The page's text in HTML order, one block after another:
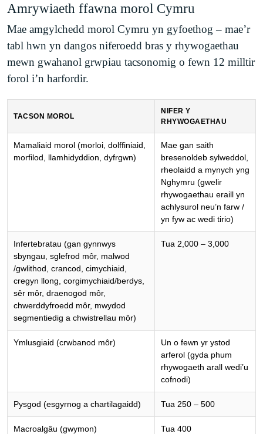
Amrywiaeth ffawna morol Cymru
Mae amgylchedd morol Cymru yn gyfoethog – mae’r
tabl hwn yn dangos niferoedd bras y rhywogaethau
mewn gwahanol grwpiau tacsonomig o fewn 12 milltir
forol i’n harfordir.
TACSON MOROL
NIFER Y
RHYWOGAETHAU
Mamaliaid morol (morloi, dolffiniaid,
morfilod, llamhidyddion, dyfrgwn)
Mae gan saith
bresenoldeb sylweddol,
rheolaidd a mynych yng
Nghymru (gwelir
rhywogaethau eraill yn
achlysurol neu’n farw /
yn fyw ac wedi tirio)
Infertebratau (gan gynnwys
sbyngau, sglefrod môr, malwod
/gwlithod, crancod, cimychiaid,
cregyn llong, corgimychiaid/berdys,
sêr môr, draenogod môr,
chwerddyfroedd môr, mwydod
segmentiedig a chwistrellau môr)
Tua 2,000 – 3,000
Ymlusgiaid (crwbanod môr)
Un o fewn yr ystod
arferol (gyda phum
rhywogaeth arall wedi’u
cofnodi)
Pysgod (esgyrnog a chartilagaidd) Tua 250 – 500
Macroalgâu (gwymon) Tua 400